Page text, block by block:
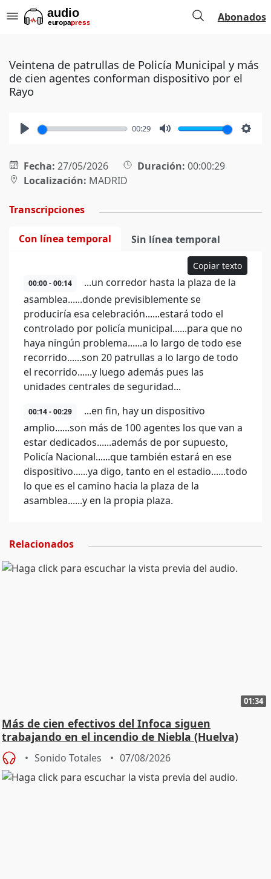
Abonados
Veintena de patrullas de Policía Municipal y más
de cien agentes conforman dispositivo por el
Rayo
00:29
Fecha: 27/05/2026 Duración: 00:00:29
Localización: MADRID
Transcripciones
Con línea temporal Sin línea temporal
Copiar texto
00:00 - 00:14
...un corredor hasta la plaza de la
asamblea......donde previsiblemente se
produciría esa celebración......estará todo el
controlado por policía municipal......para que no
haya ningún problema......a lo largo de todo ese
recorrido......son 20 patrullas a lo largo de todo
el recorrido......y luego además pues las
unidades centrales de seguridad...
00:14 - 00:29
...en fin, hay un dispositivo
amplio......son más de 100 agentes los que van a
estar dedicados......además de por supuesto,
Policía Nacional......que también estará en ese
dispositivo......ya digo, tanto en el estadio......todo
lo que es el camino hacia la plaza de la
asamblea......y en la propia plaza.
Relacionados
01:34
Más de cien efectivos del Infoca siguen
trabajando en el incendio de Niebla (Huelva)
Sonido Totales 07/08/2026